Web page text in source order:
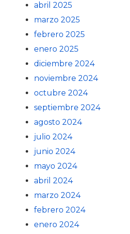
abril 2025
marzo 2025
febrero 2025
enero 2025
diciembre 2024
noviembre 2024
octubre 2024
septiembre 2024
agosto 2024
julio 2024
junio 2024
mayo 2024
abril 2024
marzo 2024
febrero 2024
enero 2024